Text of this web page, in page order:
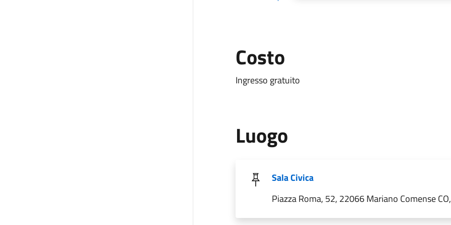
Costo
Ingresso gratuito
Luogo
Sala Civica
Piazza Roma, 52, 22066 Mariano Comense